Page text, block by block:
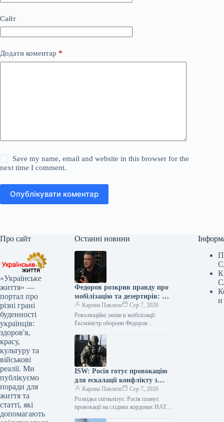
Сайт
Додати коментар *
Save my name, email and website in this browser for the
next time I comment.
Опублікувати коментар
Про сайт
«Українське
життя» —
портал про
різні грані
буденності
українців:
здоров'я,
красу,
культуру та
військові
реалії. Ми
публікуємо
поради для
життя та
статті, які
допомагають
Останні новини
Федоров розкрив правду про
мобілізацію та дезертирів: що
каже ексміністр
Карина Павлюк
Сер 7, 2026
Революційні зміни в мобілізації:
Ексміністр оборони Федоров
очільник оборонного відомства,
Михайло Федоров, поділився
інформацією про розроблений…
ISW: Росія готує провокацію
для ескалації конфлікту з
НАТО
Карина Павлюк
Сер 7, 2026
Розвідка сигналізує: Росія планує
провокації на східних кордонах НАТО
и